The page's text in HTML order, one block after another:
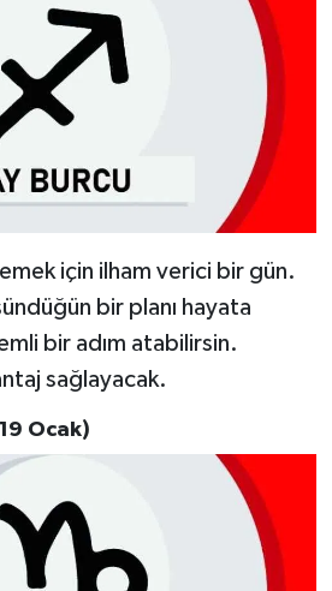
için ilham verici bir gün.
bir planı hayata
bir adım atabilirsin.
sağlayacak.
Ocak)